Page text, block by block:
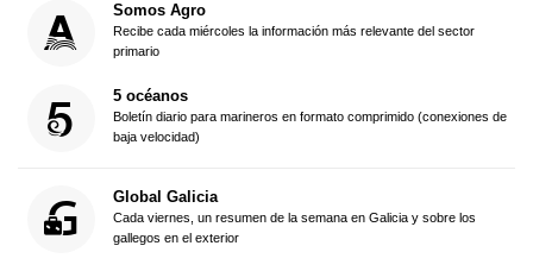
Somos Agro
Recibe cada miércoles la información más relevante del sector
primario
5 océanos
Boletín diario para marineros en formato comprimido (conexiones de
baja velocidad)
Global Galicia
Cada viernes, un resumen de la semana en Galicia y sobre los
gallegos en el exterior